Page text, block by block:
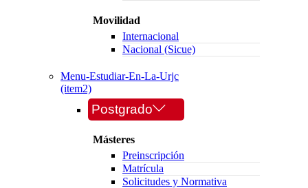
Movilidad
Internacional
Nacional (Sicue)
Menu-Estudiar-En-La-Urjc
(item2)
Postgrado
Másteres
Preinscripción
Matrícula
Solicitudes y Normativa